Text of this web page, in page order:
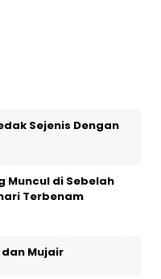
Sejenis Dengan
Muncul di Sebelah
Terbenam
Mujair